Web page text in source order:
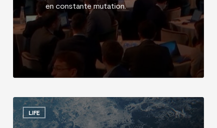
en constante mutation.
LIFE
InfraVia
–
l’année